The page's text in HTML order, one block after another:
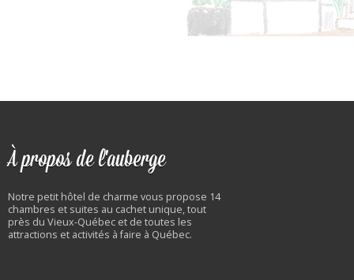
À propos de l'auberge
Notre petit hôtel de charme vous propose 14
chambres et suites au cachet unique, tout
près du Vieux-Québec et de toutes les
attractions et activités à faire à Québec.